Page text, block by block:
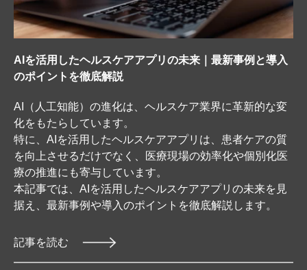
AIを活用したヘルスケアアプリの未来｜最新事例と導入
のポイントを徹底解説
AI（人工知能）の進化は、ヘルスケア業界に革新的な変
化をもたらしています。
特に、AIを活用したヘルスケアアプリは、患者ケアの質
を向上させるだけでなく、医療現場の効率化や個別化医
療の推進にも寄与しています。
本記事では、AIを活用したヘルスケアアプリの未来を見
据え、最新事例や導入のポイントを徹底解説します。
記事を読む